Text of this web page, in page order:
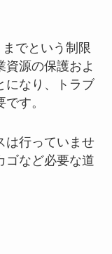
でという制限
資源の保護およ
になり、トラブ
す。
は行っていませ
ゴなど必要な道